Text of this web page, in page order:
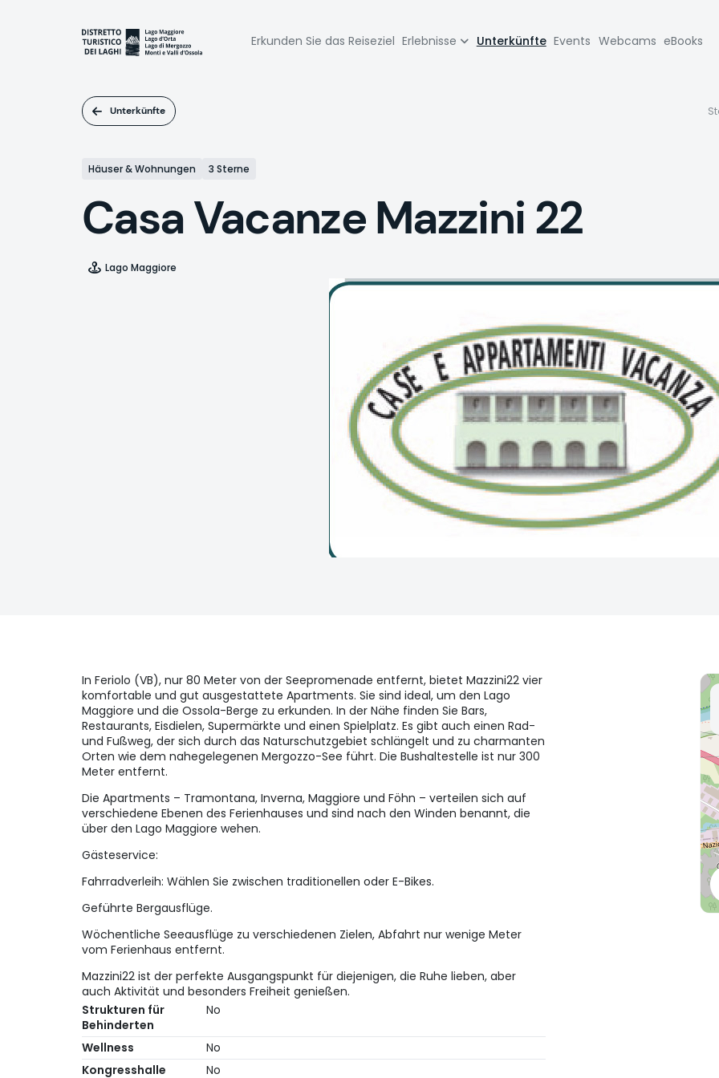
Navigazione
Erkunden Sie das Reiseziel Erlebnisse Unterkünfte Events Webcams eBooks
Unterkünfte
Häuser & Wohnungen 3 Sterne
Casa Vacanze Mazzini 22
Lago Maggiore
In Feriolo (VB), nur 80 Meter von der Seepromenade entfernt, bietet Mazzini22 vier
komfortable und gut ausgestattete Apartments. Sie sind ideal, um den Lago
Maggiore und die Ossola-Berge zu erkunden. In der Nähe finden Sie Bars,
Restaurants, Eisdielen, Supermärkte und einen Spielplatz. Es gibt auch einen Rad-
und Fußweg, der sich durch das Naturschutzgebiet schlängelt und zu charmanten
Orten wie dem nahegelegenen Mergozzo-See führt. Die Bushaltestelle ist nur 300
Meter entfernt.
Die Apartments – Tramontana, Inverna, Maggiore und Föhn – verteilen sich auf
verschiedene Ebenen des Ferienhauses und sind nach den Winden benannt, die
über den Lago Maggiore wehen.
Gästeservice:
Fahrradverleih: Wählen Sie zwischen traditionellen oder E-Bikes.
Geführte Bergausflüge.
Wöchentliche Seeausflüge zu verschiedenen Zielen, Abfahrt nur wenige Meter
vom Ferienhaus entfernt.
Mazzini22 ist der perfekte Ausgangspunkt für diejenigen, die Ruhe lieben, aber
auch Aktivität und besonders Freiheit genießen.
Strukturen für
Behinderten
No
Wellness
No
Kongresshalle
No